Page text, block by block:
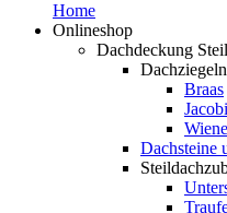
Home
Onlineshop
Dachdeckung
Braas
Jacobi
Dachsteine